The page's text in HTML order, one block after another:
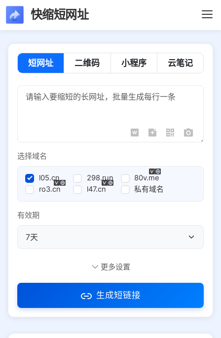
快缩短网址
短网址 二维码 小程序 云笔记
选择域名
l05.cn 298.run
80v.me
ro3.cn
l47.cn 私有域名
有效期
访问密码
更多设置
生成短链接